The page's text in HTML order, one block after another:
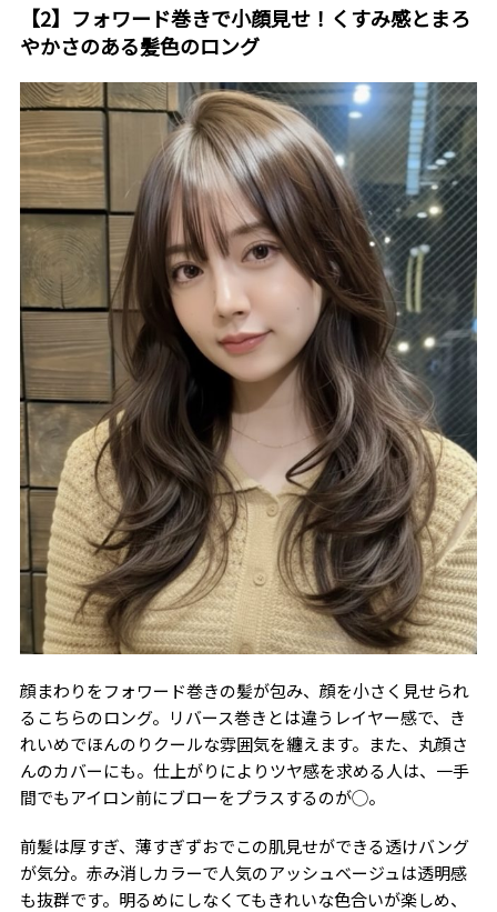
【2】フォワード巻きで小顔見せ！くすみ感とまろ
やかさのある髪色のロング
顔まわりをフォワード巻きの髪が包み、顔を小さく見せられ
るこちらのロング。リバース巻きとは違うレイヤー感で、き
れいめでほんのりクールな雰囲気を纏えます。また、丸顔さ
んのカバーにも。仕上がりによりツヤ感を求める人は、一手
間でもアイロン前にブローをプラスするのが◯。
前髪は厚すぎ、薄すぎずおでこの肌見せができる透けバング
が気分。赤み消しカラーで人気のアッシュベージュは透明感
も抜群です。明るめにしなくてもきれいな色合いが楽しめ、